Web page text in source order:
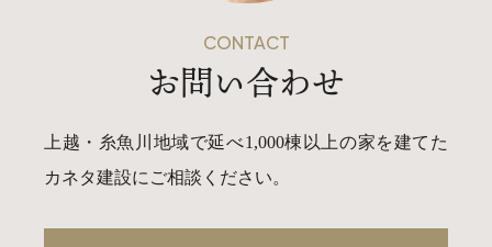
CONTACT
お問い合わせ
上越・糸魚川地域で延べ1,000棟以上の家を建てた
カネタ建設にご相談ください。